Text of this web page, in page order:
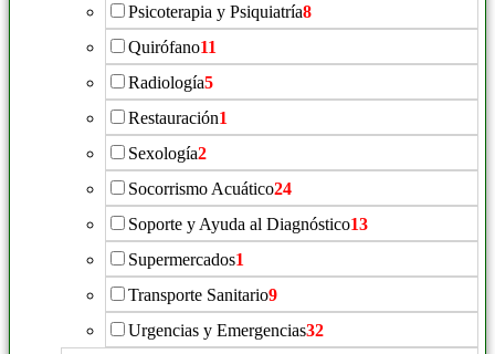
Psicoterapia y Psiquiatría8
Quirófano11
Radiología5
Restauración1
Sexología2
Socorrismo Acuático24
Soporte y Ayuda al Diagnóstico13
Supermercados1
Transporte Sanitario9
Urgencias y Emergencias32